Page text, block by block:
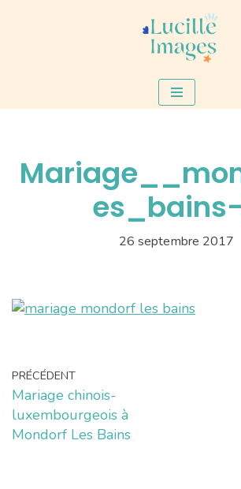
26 septembre 2017
PRÉCÉDENT
Mariage chinois-
luxembourgeois à
Mondorf Les Bains